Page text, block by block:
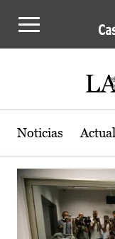
Actualidad
Noticias